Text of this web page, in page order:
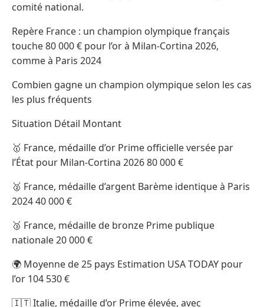
comité national.
Repère France : un champion olympique français
touche 80 000 € pour l’or à Milan-Cortina 2026,
comme à Paris 2024
Combien gagne un champion olympique selon les cas
les plus fréquents
Situation Détail Montant
🥇 France, médaille d’or Prime officielle versée par
l’État pour Milan-Cortina 2026 80 000 €
🥈 France, médaille d’argent Barème identique à Paris
2024 40 000 €
🥉 France, médaille de bronze Prime publique
nationale 20 000 €
🌍 Moyenne de 25 pays Estimation USA TODAY pour
l’or 104 530 €
🇮🇹 Italie, médaille d’or Prime élevée, avec